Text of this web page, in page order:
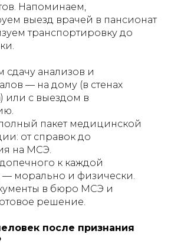
Напоминаем,
выезд врачей в пансионат
транспортировку до
сдачу анализов и
— на дому (в стенах
или с выездом в
пакет медицинской
от справок до
на МСЭ.
к каждой
морально и физически.
в бюро МСЭ и
решение.
после признания